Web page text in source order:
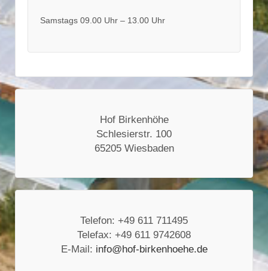
Samstags 09.00 Uhr – 13.00 Uhr
Hof Birkenhöhe
Schlesierstr. 100
65205 Wiesbaden
Telefon: +49 611 711495
Telefax: +49 611 9742608
E-Mail: info@hof-birkenhoehe.de